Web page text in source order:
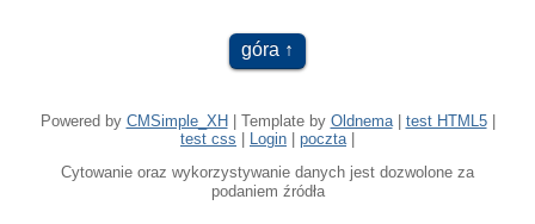
góra
Powered by CMSimple_XH | Template by Oldnema| test HTML5|
test css
Login poczta
Cytowanie oraz wykorzystywanie danych jest dozwolone za
podaniem źródła